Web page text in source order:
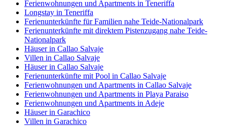
Ferienwohnungen und Apartments in Teneriffa
Longstay in Teneriffa
Ferienunterkünfte für Familien nahe Teide-Nationalpark
Ferienunterkünfte mit direktem Pistenzugang nahe Teide-
Nationalpark
Häuser in Callao Salvaje
Villen in Callao Salvaje
Häuser in Callao Salvaje
Ferienunterkünfte mit Pool in Callao Salvaje
Ferienwohnungen und Apartments in Callao Salvaje
Ferienwohnungen und Apartments in Playa Paraiso
Ferienwohnungen und Apartments in Adeje
Häuser in Garachico
Villen in Garachico